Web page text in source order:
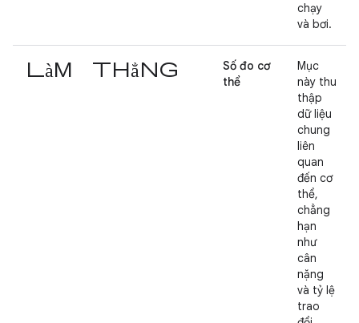
chạy
và bơi.
làm thẳng
Số đo cơ
thể
Mục
này thu
thập
dữ liệu
chung
liên
quan
đến cơ
thể,
chẳng
hạn
như
cân
nặng
và tỷ lệ
trao